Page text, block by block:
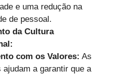
e uma redução na
de pessoal.
da Cultura
com os Valores: As
ajudam a garantir que a